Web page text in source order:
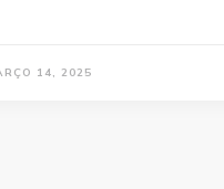
14, 2025